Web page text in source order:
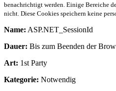
benachrichtigt werden. Einige Bereiche
nicht. Diese Cookies speichern keine
Name: ASP.NET_SessionId
Dauer: Bis zum Beenden der
Art: 1st Party
Kategorie: Notwendig